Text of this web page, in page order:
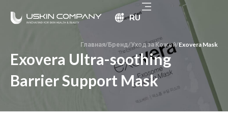
RU
Главная/Бренд/Уход за Кожей/Exovera Mask
Exovera Ultra-soothing
Barrier Support Mask